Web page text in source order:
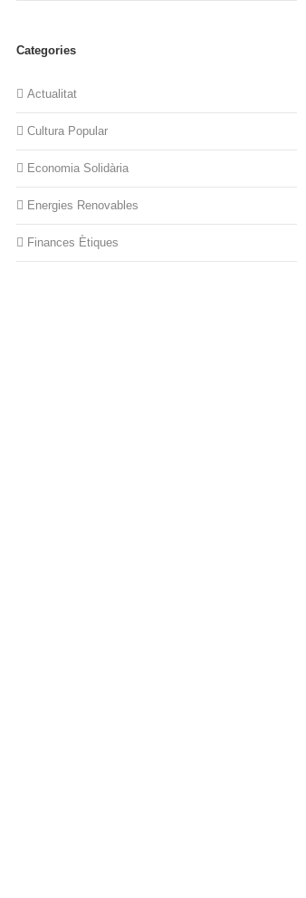
Categories
Actualitat
Cultura Popular
Economia Solidària
Energies Renovables
Finances Ètiques